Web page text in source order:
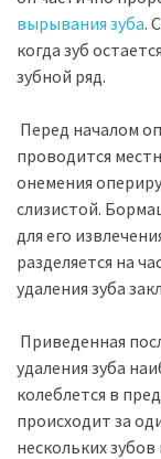
вырывания зуба.
когда зуб
зубной ряд.
Перед началом
проводится
онемения
слизистой.
для его
разделяется на
удаления зуба
Приведенная
удаления зуба
колеблется в
происходит за
нескольких